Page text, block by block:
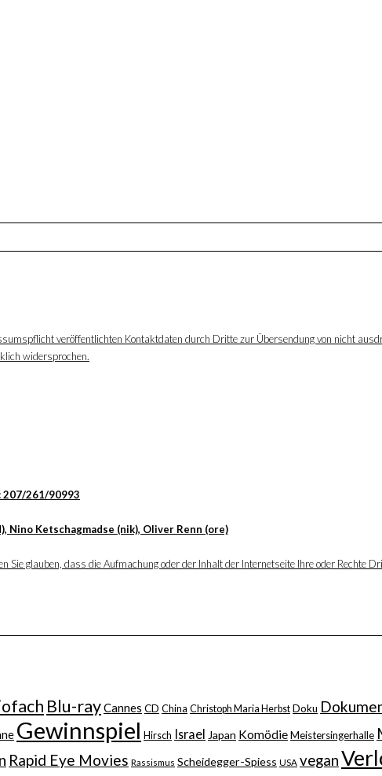
veröffentlichten Kontaktdaten durch Dritte zur Übersendung von nicht
widersprochen.
207/261/90993
Nino Ketschagmadse (nik), Oliver Renn (ore)
Sie glauben, dass die Aufmachung oder der Inhalt der Internetseite Ihre oder Rechte
Blu-rayCannes CD China Christoph Maria HerbstDoku
Gewinnspiel Hirsch Israel Japan KomödieMeistersingerhalle
Rapid Eye Movies Rassismus Scheidegger-Spiess USA vegan